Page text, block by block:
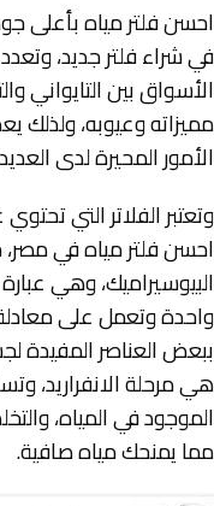
احسن فلتر مياه بأعلى
في شراء فلتر جديد،
الأسواق بين التايواني
مميزاته وعيوبه، ولذلك
الأمور المحيرة لدى
وتعتبر الفلاتر التي
احسن فلتر مياه في
واحدة وتعمل على معادلة
ببعض العناصر المفيدة
هي مرحلة الانفراريد،
الموجود في المياه،
مما يمنحك مياه صافية.